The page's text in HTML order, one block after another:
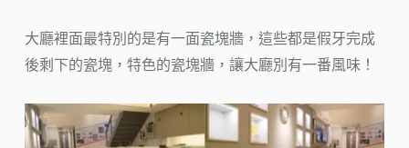
大廳裡面最特別的是有一面瓷塊牆，這些都是假牙完成
後剩下的瓷塊，特色的瓷塊牆，讓大廳別有一番風味！